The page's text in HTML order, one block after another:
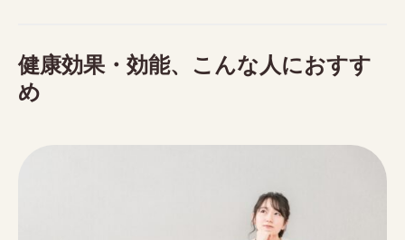
健康効果・効能、こんな人におすす
め